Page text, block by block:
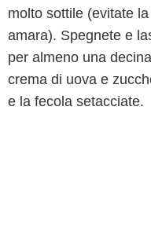
molto sottile (evitate
amara). Spegnete e
per almeno una
crema di uova e
e la fecola setacciate.